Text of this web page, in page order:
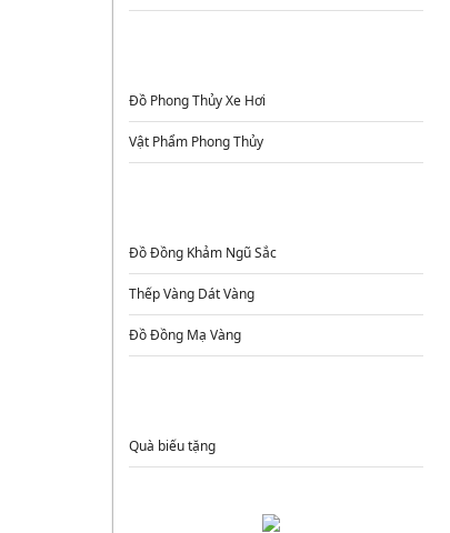
Đồ Phong Thủy Xe Hơi
Vật Phẩm Phong Thủy
Đồ Đồng Khảm Ngũ Sắc
Thếp Vàng Dát Vàng
Đồ Đồng Mạ Vàng
Quà biếu tặng